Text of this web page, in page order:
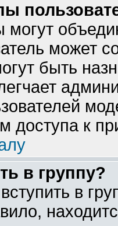
может
быть
доступа к
в группу?
в